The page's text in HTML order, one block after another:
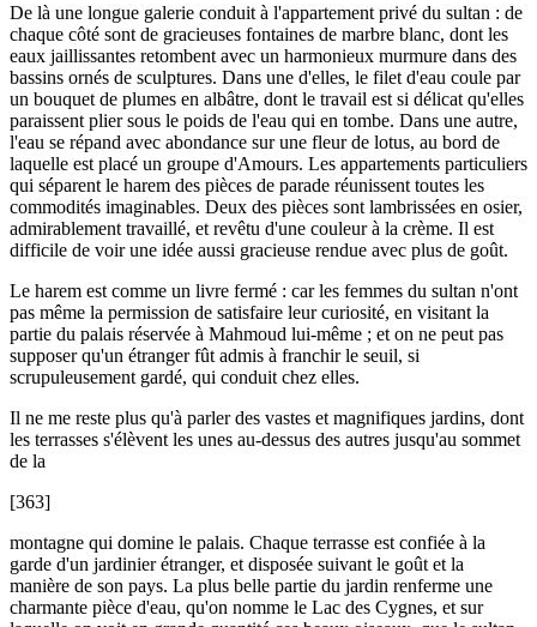
De là une longue galerie conduit à l'appartement privé du sultan : de
chaque côté sont de gracieuses fontaines de marbre blanc, dont les
eaux jaillissantes retombent avec un harmonieux murmure dans des
bassins ornés de sculptures. Dans une d'elles, le filet d'eau coule par
un bouquet de plumes en albâtre, dont le travail est si délicat qu'elles
paraissent plier sous le poids de l'eau qui en tombe. Dans une autre,
l'eau se répand avec abondance sur une fleur de lotus, au bord de
laquelle est placé un groupe d'Amours. Les appartements particuliers
qui séparent le harem des pièces de parade réunissent toutes les
commodités imaginables. Deux des pièces sont lambrissées en osier,
admirablement travaillé, et revêtu d'une couleur à la crème. Il est
difficile de voir une idée aussi gracieuse rendue avec plus de goût.
Le harem est comme un livre fermé : car les femmes du sultan n'ont
pas même la permission de satisfaire leur curiosité, en visitant la
partie du palais réservée à Mahmoud lui-même ; et on ne peut pas
supposer qu'un étranger fût admis à franchir le seuil, si
scrupuleusement gardé, qui conduit chez elles.
Il ne me reste plus qu'à parler des vastes et magnifiques jardins, dont
les terrasses s'élèvent les unes au-dessus des autres jusqu'au sommet
de la
[363]
montagne qui domine le palais. Chaque terrasse est confiée à la
garde d'un jardinier étranger, et disposée suivant le goût et la
manière de son pays. La plus belle partie du jardin renferme une
charmante pièce d'eau, qu'on nomme le Lac des Cygnes, et sur